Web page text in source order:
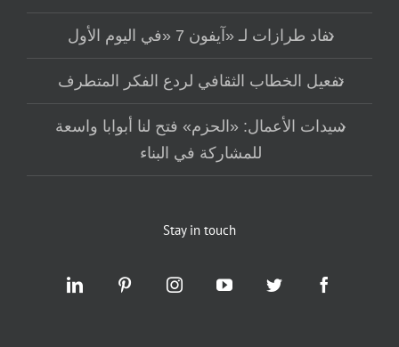
نفاد طرازات لـ «آيفون 7 «في اليوم الأول
تفعيل الخطاب الثقافي لردع الفكر المتطرف
سيدات الأعمال: «الحزم» فتح لنا أبوابا واسعة
للمشاركة في البناء
Stay in touch